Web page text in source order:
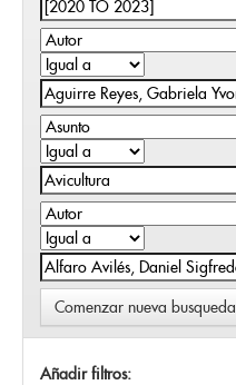
Comenzar nueva busqueda
Añadir filtros: